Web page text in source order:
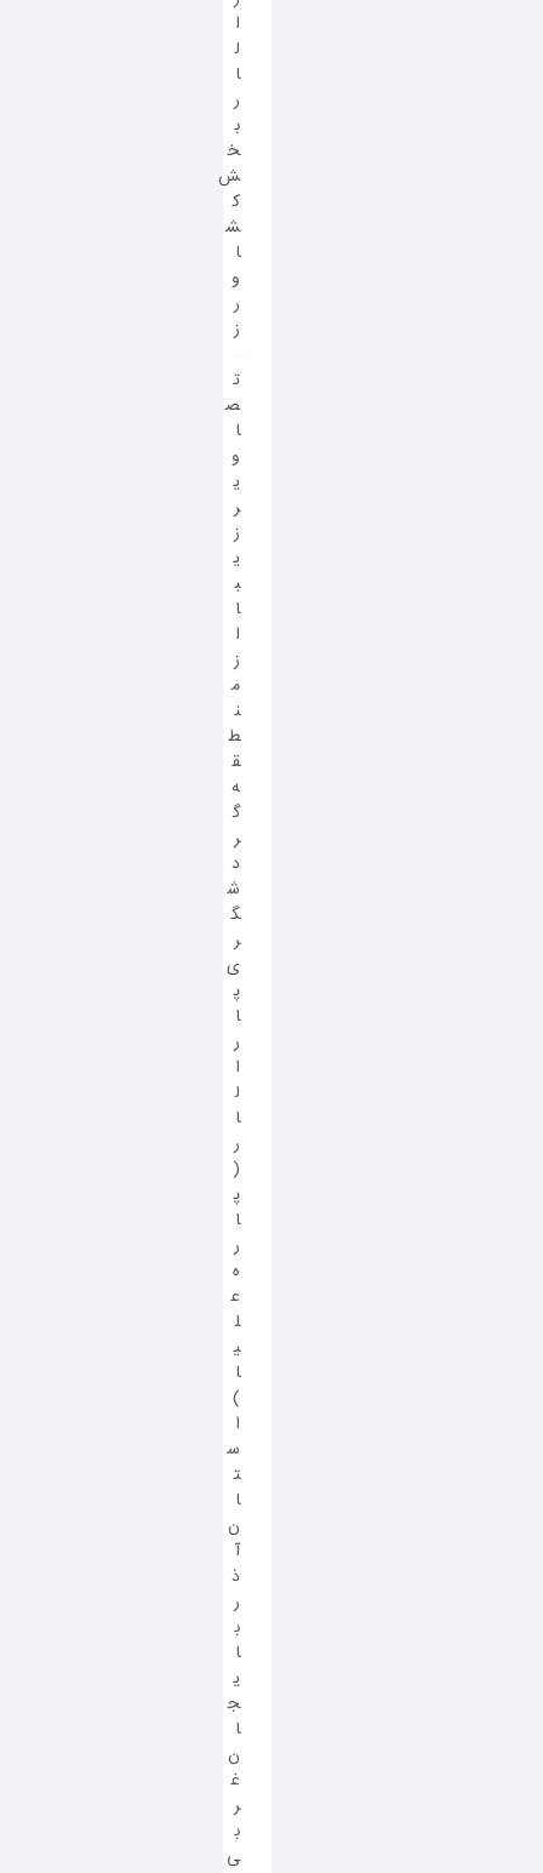
ا
ل
ا
ر
ب
خ
ش
ک
ش
ا
و
ر
ز
ت
ص
ا
و
ی
ر
ز
ی
ب
ا
ا
ز
م
ن
ط
ق
ه
گ
ر
د
ش
گ
ر
ی
پ
ا
ر
ا
ل
ا
ر
(
پ
ا
ر
ه
ع
ل
ی
ا
)
ا
س
ت
ا
ن
آ
ذ
ر
ب
ا
ی
ج
ا
ن
غ
ر
ب
ی